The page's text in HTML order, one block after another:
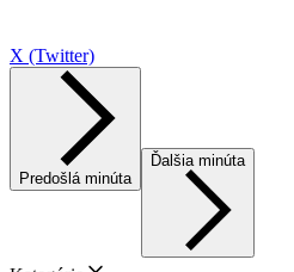
X (Twitter)
Predošlá minúta
Ďalšia minúta